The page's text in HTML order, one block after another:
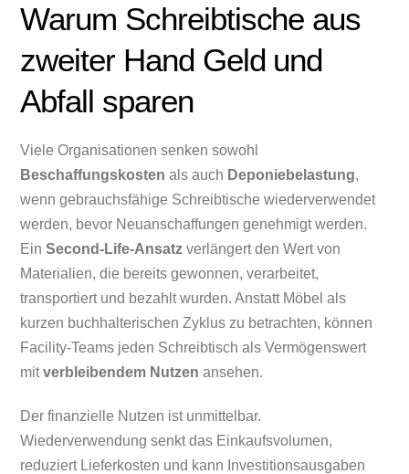
Warum Schreibtische aus
zweiter Hand Geld und
Abfall sparen
Viele Organisationen senken sowohl
Beschaffungskosten als auch Deponiebelastung,
wenn gebrauchsfähige Schreibtische wiederverwendet
werden, bevor Neuanschaffungen genehmigt werden.
EinSecond-Life-Ansatz verlängert den Wert von
Materialien, die bereits gewonnen, verarbeitet,
transportiert und bezahlt wurden. Anstatt Möbel als
kurzen buchhalterischen Zyklus zu betrachten, können
Facility-Teams jeden Schreibtisch als Vermögenswert
mitverbleibendem Nutzen ansehen.
Der finanzielle Nutzen ist unmittelbar.
Wiederverwendung senkt das Einkaufsvolumen,
reduziert Lieferkosten und kann Investitionsausgaben